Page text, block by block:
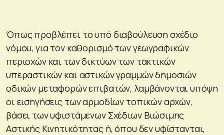
Όπως προβλέπει το υπό διαβούλευση σχέδιο
νόμου, για τον καθορισμό των γεωγραφικών
περιοχών και των δικτύων των τακτικών
υπεραστικών και αστικών γραμμών δημοσιών
οδικών μεταφορών επιβατών, λαμβάνονται υπόψη
οι εισηγήσεις των αρμοδίων τοπικών αρχών,
βάσει των υφιστάμενων Σχέδιων Βιώσιμης
Αστικής Κινητικότητας ή, όπου δεν υφίστανται,